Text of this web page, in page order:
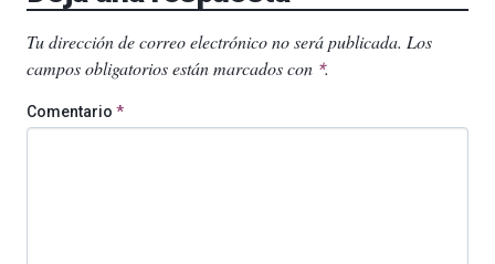
Tu dirección de correo electrónico no será publicada. Los
campos obligatorios están marcados con *.
Comentario *